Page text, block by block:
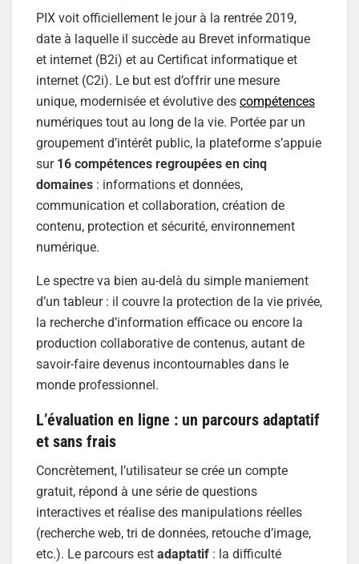
PIX voit officiellement le jour à la rentrée 2019,
date à laquelle il succède au Brevet informatique
et internet (B2i) et au Certificat informatique et
internet (C2i). Le but est d’offrir une mesure
unique, modernisée et évolutive des compétences
numériques tout au long de la vie. Portée par un
groupement d’intérêt public, la plateforme s’appuie
sur 16 compétences regroupées en cinq
domaines : informations et données,
communication et collaboration, création de
contenu, protection et sécurité, environnement
numérique.
Le spectre va bien au-delà du simple maniement
d’un tableur : il couvre la protection de la vie privée,
la recherche d’information efficace ou encore la
production collaborative de contenus, autant de
savoir-faire devenus incontournables dans le
monde professionnel.
L’évaluation en ligne : un parcours adaptatif
et sans frais
Concrètement, l’utilisateur se crée un compte
gratuit, répond à une série de questions
interactives et réalise des manipulations réelles
(recherche web, tri de données, retouche d’image,
etc.). Le parcours est adaptatif : la difficulté